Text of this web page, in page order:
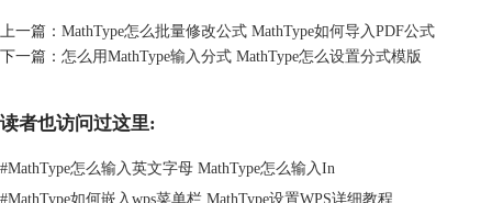
上一篇： MathType怎么批量修改公式 MathType如何导入PDF公式
下一篇： 怎么用MathType输入分式 MathType怎么设置分式模版
读者也访问过这里:
#MathType怎么输入英文字母 MathType怎么输入In
#MathType如何嵌入wps菜单栏 MathType设置WPS详细教程